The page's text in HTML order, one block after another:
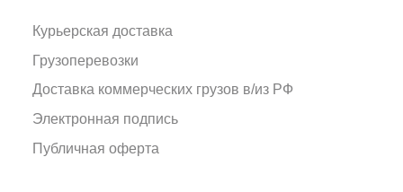
Курьерская доставка
Грузоперевозки
Доставка коммерческих грузов в/из РФ
Электронная подпись
Публичная оферта